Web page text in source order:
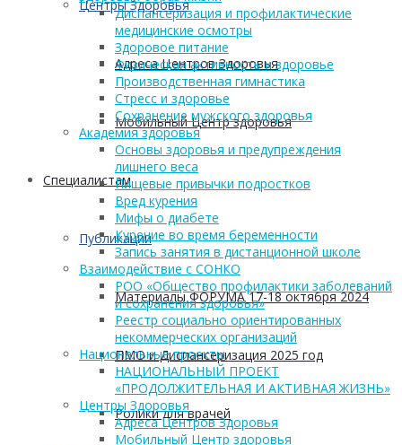
Центры Здоровья
Адреса Центров Здоровья
Мобильный Центр здоровья
Cпециалистам
Публикации
Материалы ФОРУМА 17-18 октября 2024
ПМО и Диспансеризация 2025 год
Ролики для врачей
Диспансеризация и профилактические
медицинские осмотры
Здоровое питание
Физическая активность и здоровье
Производственная гимнастика
Стресс и здоровье
Сохранение мужского здоровья
Академия здоровья
Основы здоровья и предупреждения
лишнего веса
Пищевые привычки подростков
Вред курения
Мифы о диабете
Курение во время беременности
Запись занятия в дистанционной школе
Взаимодействие с СОНКО
РОО «Общество профилактики заболеваний
и сохранения здоровья»
Реестр социально ориентированных
некоммерческих организаций
Национальные проекты
НАЦИОНАЛЬНЫЙ ПРОЕКТ
«ПРОДОЛЖИТЕЛЬНАЯ И АКТИВНАЯ ЖИЗНЬ»
Центры Здоровья
Адреса Центров Здоровья
Мобильный Центр здоровья